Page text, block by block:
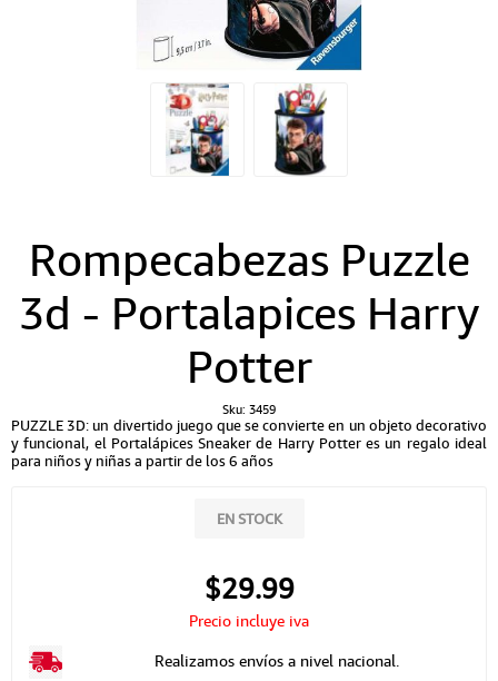
Rompecabezas Puzzle
3d - Portalapices Harry
Potter
Sku: 3459
PUZZLE 3D: un divertido juego que se convierte en un objeto decorativo
y funcional, el Portalápices Sneaker de Harry Potter es un regalo ideal
para niños y niñas a partir de los 6 años
EN STOCK
$29.99
Precio incluye iva
Realizamos envíos a nivel nacional.